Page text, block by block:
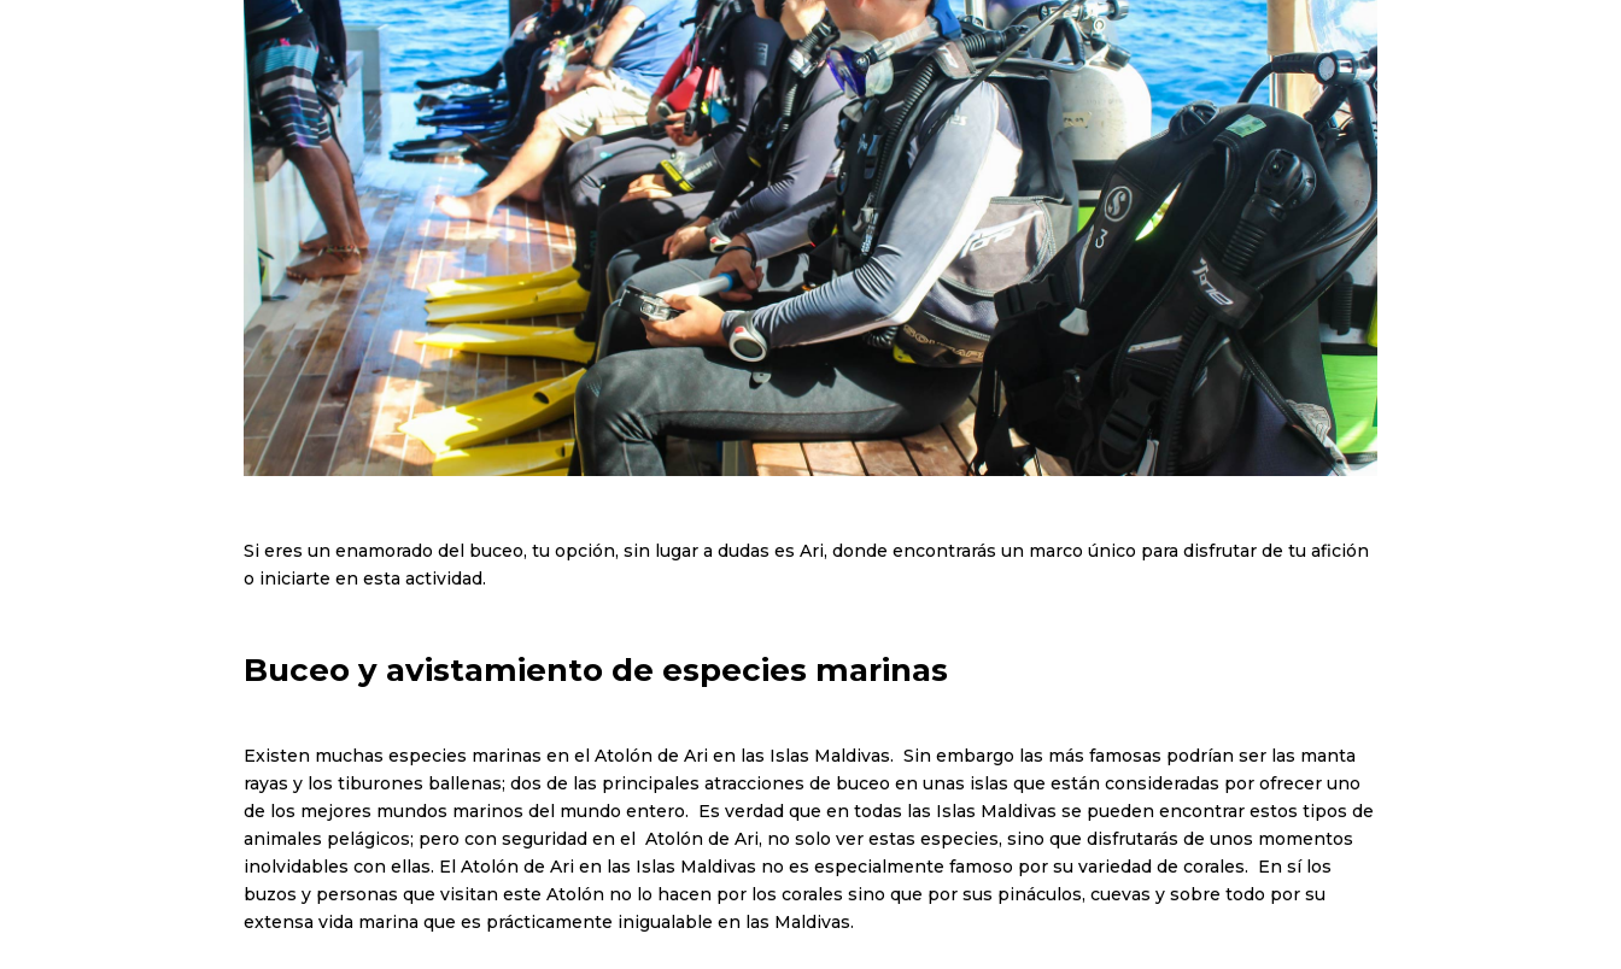
Si eres un enamorado del buceo, tu opción, sin lugar a dudas es Ari, donde encontrarás un marco único para disfrutar de tu afición
o iniciarte en esta actividad.
Buceo y avistamiento de especies marinas
Existen muchas especies marinas en el Atolón de Ari en las Islas Maldivas. Sin embargo las más famosas podrían ser las manta
rayas y los tiburones ballenas; dos de las principales atracciones de buceo en unas islas que están consideradas por ofrecer uno
de los mejores mundos marinos del mundo entero. Es verdad que en todas las Islas Maldivas se pueden encontrar estos tipos de
animales pelágicos; pero con seguridad en el Atolón de Ari, no solo ver estas especies, sino que disfrutarás de unos momentos
inolvidables con ellas. El Atolón de Ari en las Islas Maldivas no es especialmente famoso por su variedad de corales. En sí los
buzos y personas que visitan este Atolón no lo hacen por los corales sino que por sus pináculos, cuevas y sobre todo por su
extensa vida marina que es prácticamente inigualable en las Maldivas.